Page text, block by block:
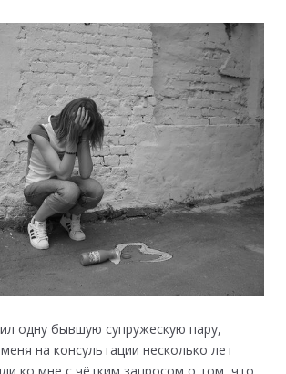
одну бывшую супружескую пару,
на консультации несколько лет